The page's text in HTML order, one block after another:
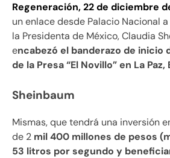
Regeneración, 22 de diciembre
un enlace desde Palacio Nacional
la Presidenta de México, Claudia
encabezó el banderazo de inicio
de la Presa “El Novillo” en La
Sheinbaum
Mismas, que tendrá una inversión
de 2 mil 400 millones de pesos
53 litros por segundo y